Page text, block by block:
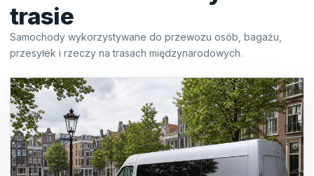
trasie
Samochody wykorzystywane do przewozu osób, bagażu,
przesyłek i rzeczy na trasach międzynarodowych.